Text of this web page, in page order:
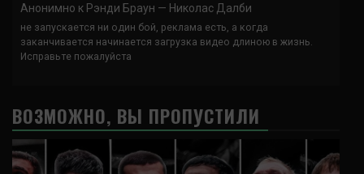
Анонимно к Рэнди Браун — Николас Далби
не запускается ни один бой, реклама есть, а когда
заканчивается начинается загрузка видео длиною в жизнь.
Исправьте пожалуйста
ВОЗМОЖНО, ВЫ ПРОПУСТИЛИ